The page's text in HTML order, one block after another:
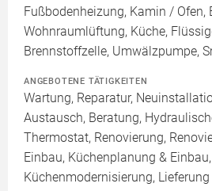
Fußbodenheizung, Kamin / Ofen,
Wohnraumlüftung, Küche,
Brennstoffzelle, Umwälzpumpe,
ANGEBOTENE TÄTIGKEITEN
Wartung, Reparatur,
Austausch, Beratung,
Thermostat, Renovierung,
Einbau, Küchenplanung & Einbau,
Küchenmodernisierung, Lieferung